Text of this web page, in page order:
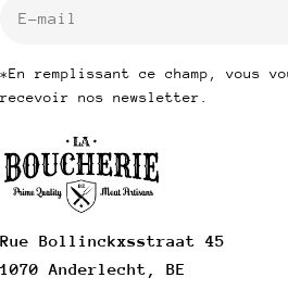
Rue Bollinckxsstraat 45
1070 Anderlecht, BE
*En remplissant ce champ, vous
recevoir nos newsletter.